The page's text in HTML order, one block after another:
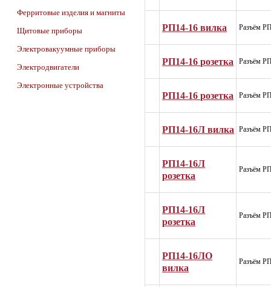
Ферритовые изделия и магниты
Щитовые приборы
Электровакуумные приборы
Электродвигатели
Электронные устройства
РП14-16 вилка Разъём
РП14-16 розетка Разъём
РП14-16 розетка Разъём
РП14-16Л вилка Разъём
РП14-16Л
розетка
Разъём
РП14-16Л
розетка
Разъём
РП14-16ЛО
вилка
Разъём